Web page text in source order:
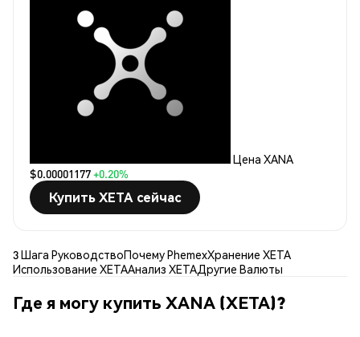
Цена XANA
$0.00001177+0.20%
Купить XETA сейчас
3 Шага РуководствоПочему PhemexХранение XETA
Использование XETAАнализ XETAДругие Валюты
Где я могу купить XANA (XETA)?